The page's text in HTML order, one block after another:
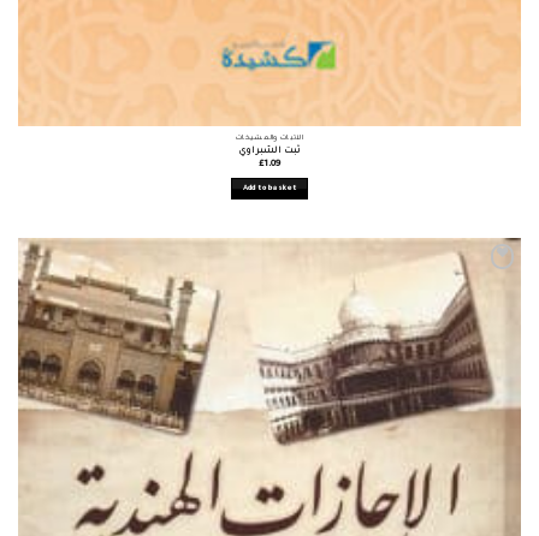
الأثبات والمشيخات
ثبت الشبراوي
£1.09
Add to basket